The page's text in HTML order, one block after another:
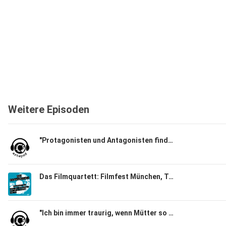
Weitere Episoden
"Protagonisten und Antagonisten finde ich langweilig"
Das Filmquartett: Filmfest München, Teil 03
"Ich bin immer traurig, wenn Mütter so einseitig verurteilt werden." Schauspielerin Corinna Harfouch und Regisseurin Pauline Roenneberg über Hilflosigkeit und Manipulation und ihre Zusammenarbeit in "Kalter Hund"